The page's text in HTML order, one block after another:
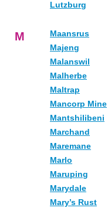
Lutzburg
M
Maansrus
Majeng
Malanswil
Malherbe
Maltrap
Mancorp Mine
Mantshilibeni
Marchand
Maremane
Marlo
Maruping
Marydale
Mary’s Rust